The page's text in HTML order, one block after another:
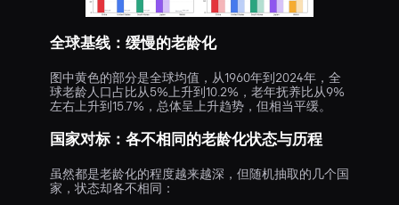
全球基线：缓慢的老龄化
图中黄色的部分是全球均值，从1960年到2024年，全
球老龄人口占比从5%上升到10.2%，老年抚养比从9%
左右上升到15.7%，总体呈上升趋势，但相当平缓。
国家对标：各不相同的老龄化状态与历程
虽然都是老龄化的程度越来越深，但随机抽取的几个国
家，状态却各不相同：